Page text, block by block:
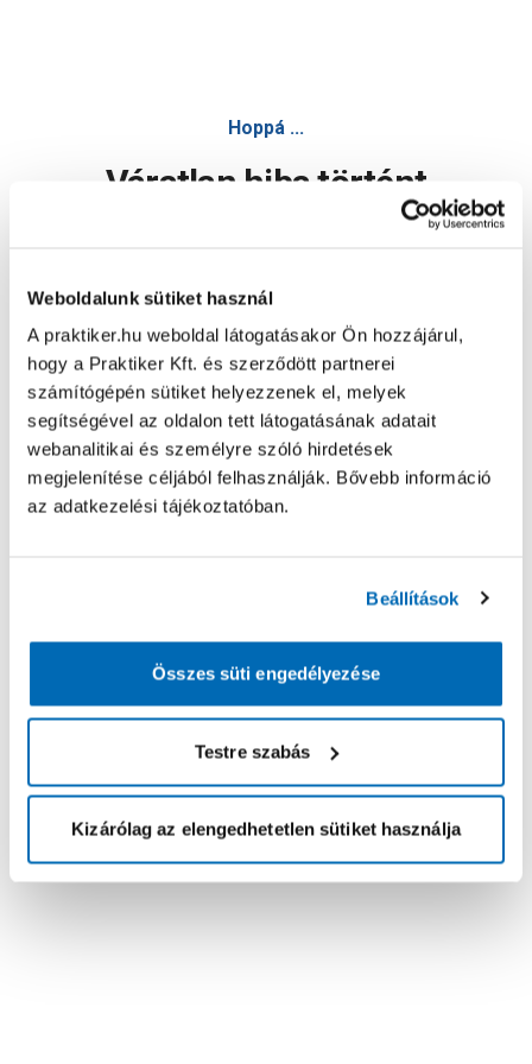
Weboldalunk sütiket használ
A praktiker.hu weboldal látogatásakor Ön hozzájárul,
hogy a Praktiker Kft. és szerződött partnerei
számítógépén sütiket helyezzenek el, melyek
segítségével az oldalon tett látogatásának adatait
webanalitikai és személyre szóló hirdetések
megjelenítése céljából felhasználják. Bővebb információ
az adatkezelési tájékoztatóban.
Beállítások
Összes süti engedélyezése
Testre szabás
Kizárólag az elengedhetetlen sütiket használja
Hoppá ...
Váratlan hiba történt
Oldal újratöltése